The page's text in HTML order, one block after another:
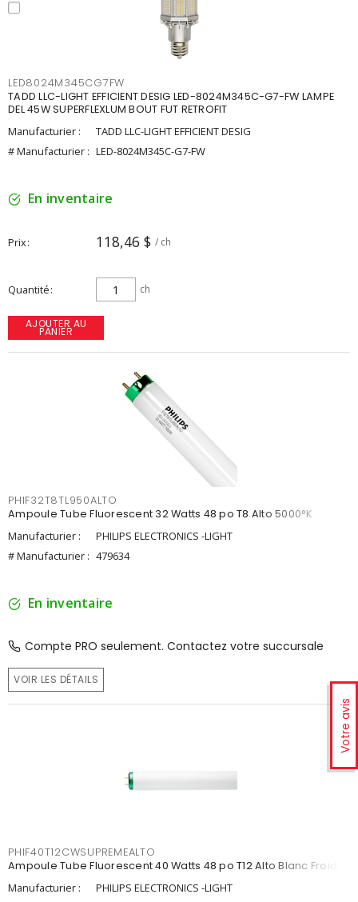
Votre avis
LED8024M345CG7FW
TADD LLC-LIGHT EFFICIENT DESIG LED-8024M345C-G7-FW LAMPE
DEL 45W SUPERFLEXLUM BOUT FUT RETROFIT
Manufacturier :
TADD LLC-LIGHT EFFICIENT DESIG
# Manufacturier : LED-8024M345C-G7-FW
En inventaire
Prix 118,46 $ / ch
Quantité ch
AJOUTER AU
PANIER
PHIF32T8TL950ALTO
Ampoule Tube Fluorescent 32 Watts 48 po T8 Alto 5000°K
Manufacturier :
PHILIPS ELECTRONICS -LIGHT
# Manufacturier : 479634
En inventaire
Compte PRO seulement. Contactez votre succursale
VOIR LES DÉTAILS
PHIF40T12CWSUPREMEALTO
Ampoule Tube Fluorescent 40 Watts 48 po T12 Alto Blanc Froid
Manufacturier :
PHILIPS ELECTRONICS -LIGHT